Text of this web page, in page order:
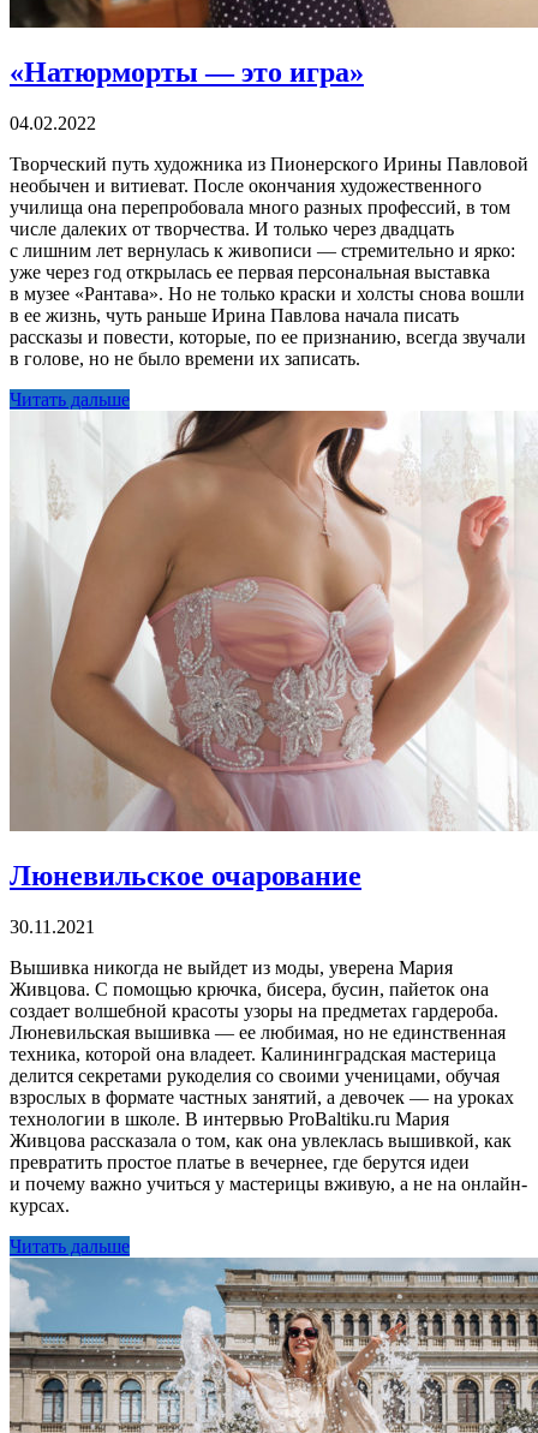
«Натюрморты — это игра»
04.02.2022
Творческий путь художника из Пионерского Ирины Павловой
необычен и витиеват. После окончания художественного
училища она перепробовала много разных профессий, в том
числе далеких от творчества. И только через двадцать
с лишним лет вернулась к живописи — стремительно и ярко:
уже через год открылась ее первая персональная выставка
в музее «Рантава». Но не только краски и холсты снова вошли
в ее жизнь, чуть раньше Ирина Павлова начала писать
рассказы и повести, которые, по ее признанию, всегда звучали
в голове, но не было времени их записать.
Читать дальше
Люневильское очарование
30.11.2021
Вышивка никогда не выйдет из моды, уверена Мария
Живцова. С помощью крючка, бисера, бусин, пайеток она
создает волшебной красоты узоры на предметах гардероба.
Люневильская вышивка — ее любимая, но не единственная
техника, которой она владеет. Калининградская мастерица
делится секретами рукоделия со своими ученицами, обучая
взрослых в формате частных занятий, а девочек — на уроках
технологии в школе. В интервью ProBaltiku.ru Мария
Живцова рассказала о том, как она увлеклась вышивкой, как
превратить простое платье в вечернее, где берутся идеи
и почему важно учиться у мастерицы вживую, а не на онлайн-
курсах.
Читать дальше